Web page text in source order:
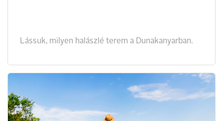
Lássuk, milyen halászlé terem a Dunakanyarban.